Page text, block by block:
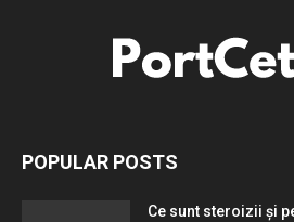
POPULAR POSTS
Ce sunt steroizii și